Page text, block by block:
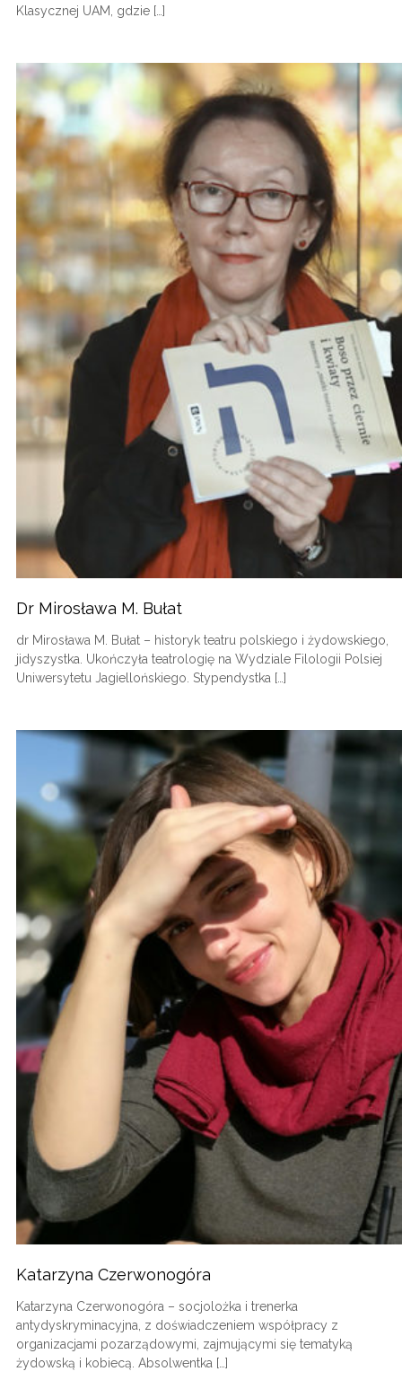
Klasycznej UAM, gdzie […]
Dr Mirosława M. Bułat
dr Mirosława M. Bułat – historyk teatru polskiego i żydowskiego,
jidyszystka. Ukończyła teatrologię na Wydziale Filologii Polsiej
Uniwersytetu Jagiellońskiego. Stypendystka […]
Katarzyna Czerwonogóra
Katarzyna Czerwonogóra – socjolożka i trenerka
antydyskryminacyjna, z doświadczeniem współpracy z
organizacjami pozarządowymi, zajmującymi się tematyką
żydowską i kobiecą. Absolwentka […]